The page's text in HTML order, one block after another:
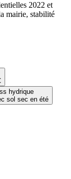
hydrique
sol sec en été
2022 et
mairie, stabilité